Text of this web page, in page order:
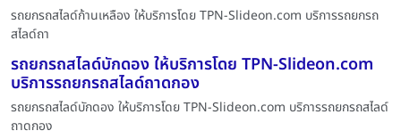
รถยกรถสไลด์ก้านเหลือง ให้บริการโดย TPN-Slideon.com บริการรถยกรถ
สไลด์ถา
รถยกรถสไลด์บักดอง ให้บริการโดย TPN-Slideon.com
บริการรถยกรถสไลด์ถาดกอง
รถยกรถสไลด์บักดอง ให้บริการโดย TPN-Slideon.com บริการรถยกรถสไลด์
ถาดกอง